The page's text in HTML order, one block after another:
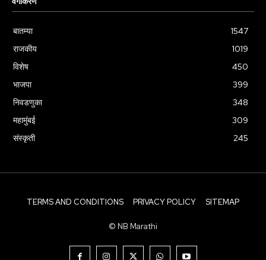
बातम्या
1547
राजकीय
1019
विशेष
450
भाजपा
399
निवडणुका
348
महामुंबई
309
संस्कृती
245
TERMS AND CONDITIONS PRIVACY POLICY SITEMAP
© NB Marathi